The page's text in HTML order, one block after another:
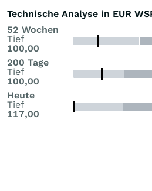
Technische Analyse in EUR
52 Wochen
Tief
100,00
200 Tage
Tief
100,00
Heute
Tief
117,00